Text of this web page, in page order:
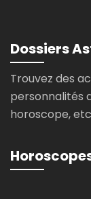
Dossiers
Trouvez des
personnalités
horoscope,